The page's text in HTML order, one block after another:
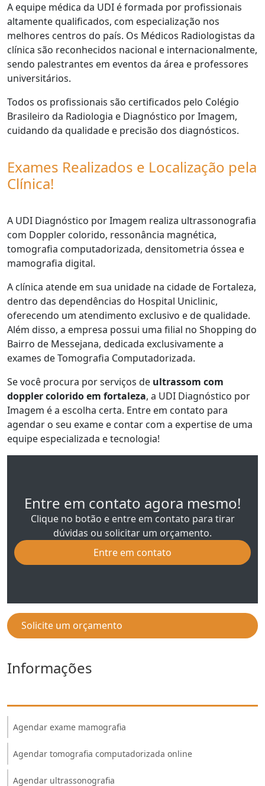
A equipe médica da UDI é formada por profissionais
altamente qualificados, com especialização nos
melhores centros do país. Os Médicos Radiologistas da
clínica são reconhecidos nacional e internacionalmente,
sendo palestrantes em eventos da área e professores
universitários.
Todos os profissionais são certificados pelo Colégio
Brasileiro da Radiologia e Diagnóstico por Imagem,
cuidando da qualidade e precisão dos diagnósticos.
Exames Realizados e Localização pela
Clínica!
A UDI Diagnóstico por Imagem realiza ultrassonografia
com Doppler colorido, ressonância magnética,
tomografia computadorizada, densitometria óssea e
mamografia digital.
A clínica atende em sua unidade na cidade de Fortaleza,
dentro das dependências do Hospital Uniclinic,
oferecendo um atendimento exclusivo e de qualidade.
Além disso, a empresa possui uma filial no Shopping do
Bairro de Messejana, dedicada exclusivamente a
exames de Tomografia Computadorizada.
Se você procura por serviços de ultrassom com
doppler colorido em fortaleza, a UDI Diagnóstico por
Imagem é a escolha certa. Entre em contato para
agendar o seu exame e contar com a expertise de uma
equipe especializada e tecnologia!
Entre em contato agora mesmo!
Clique no botão e entre em contato para tirar
dúvidas ou solicitar um orçamento.
Entre em contato
Solicite um orçamento
Informações
Agendar exame mamografia
Agendar tomografia computadorizada online
Agendar ultrassonografia